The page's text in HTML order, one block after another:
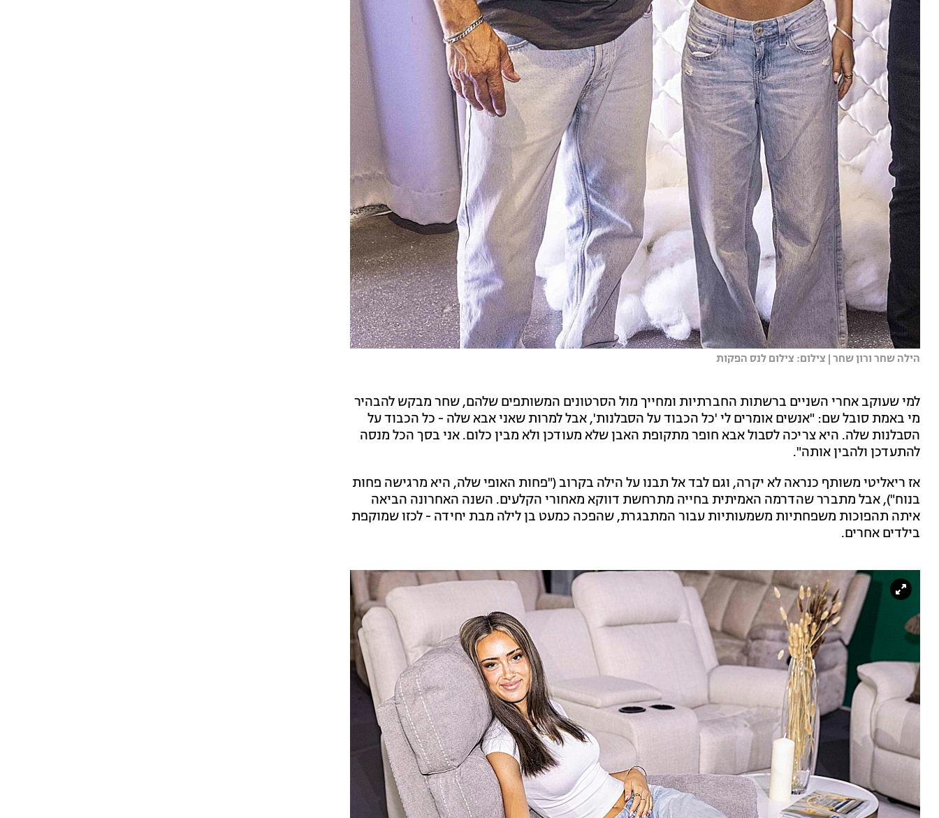
הילה שחר ורון שחר | צילום: צילום לנס הפקות
למי שעוקב אחרי השניים ברשתות החברתיות ומחייך מול הסרטונים המשותפים שלהם, שחר מבקש להבהיר
מי באמת סובל שם: "אנשים אומרים לי 'כל הכבוד על הסבלנות', אבל למרות שאני אבא שלה - כל הכבוד על
הסבלנות שלה. היא צריכה לסבול אבא חופר מתקופת האבן שלא מעודכן ולא מבין כלום. אני בסך הכל מנסה
להתעדכן ולהבין אותה".
אז ריאליטי משותף כנראה לא יקרה, וגם לבד אל תבנו על הילה בקרוב ("פחות האופי שלה, היא מרגישה פחות
בנוח"), אבל מתברר שהדרמה האמיתית בחייה מתרחשת דווקא מאחורי הקלעים. השנה האחרונה הביאה
איתה תהפוכות משפחתיות משמעותיות עבור המתבגרת, שהפכה כמעט בן לילה מבת יחידה - לכזו שמוקפת
בילדים אחרים.